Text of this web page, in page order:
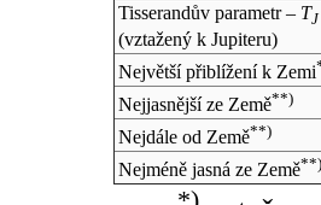
Tisserandův parametr – TJ
(vztažený k Jupiteru)
Největší přiblížení k Zemi
Nejjasnější ze Země**)
Nejdále od Země**)
Nejméně jasná ze Země**)